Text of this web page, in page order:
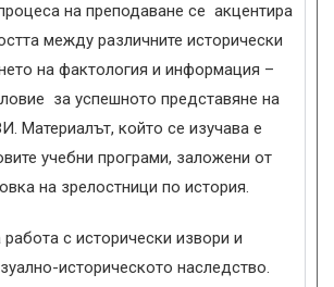
на преподаване се акцентира
между различните исторически
на фактология и информация –
за успешното представяне на
Материалът, който се изучава е
учебни програми, заложени от
на зрелостници по история.
с исторически извори и
историческото наследство.